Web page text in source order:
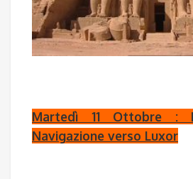
Martedì 11 Ottobre :
Navigazione verso Luxor